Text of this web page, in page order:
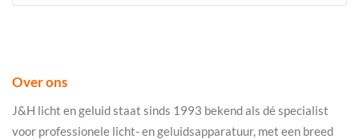
Over ons
J&H licht en geluid staat sinds 1993 bekend als dé specialist
voor professionele licht- en geluidsapparatuur, met een breed